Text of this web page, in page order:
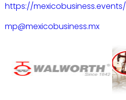
https://
mp@mexicobusiness.mx